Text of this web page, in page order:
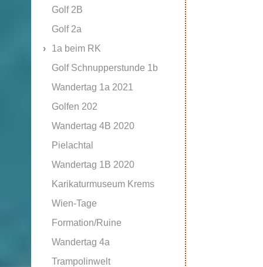
Golf 2B
Golf 2a
1a beim RK
Golf Schnupperstunde 1b
Wandertag 1a 2021
Golfen 202
Wandertag 4B 2020
Pielachtal
Wandertag 1B 2020
Karikaturmuseum Krems
Wien-Tage
Formation/Ruine
Wandertag 4a
Trampolinwelt